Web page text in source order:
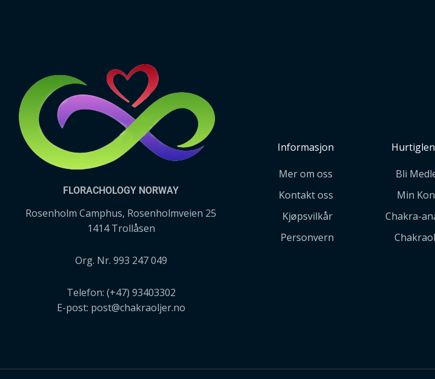
FLORACHOLOGY NORWAY
Rosenholm Camphus, Rosenholmveien 25
1414 Trollåsen
Org. Nr. 993 247 049
Telefon: (+47) 93403302
E-post: post@chakraoljer.no
Informasjon
Mer om oss
Kontakt oss
Kjøpsvilkår
Personvern
Bli
Min
Chakra-